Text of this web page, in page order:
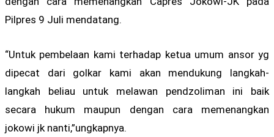
Pilpres 9 Juli mendatang.
“Untuk pembelaan kami terhadap ketua umum ansor yg
dipecat dari golkar kami akan mendukung langkah-
langkah beliau untuk melawan pendzoliman ini baik
secara hukum maupun dengan cara memenangkan
jokowi jk nanti,”ungkapnya.